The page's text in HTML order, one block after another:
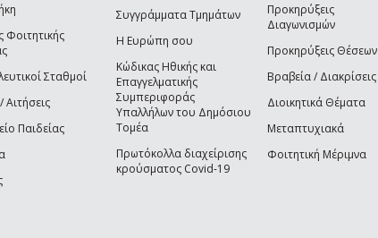
Φοιτητικής
Σταθμοί
Παιδείας
Συγγράμματα Τμημάτων
Η Ευρώπη σου
Κώδικας Ηθικής και
Επαγγελματικής
Συμπεριφοράς
Υπαλλήλων του Δημόσιου
Τομέα
Πρωτόκολλα διαχείρισης
κρούσματος Covid-19
Προκηρύξεις
Διαγωνισμών
Προκηρύξεις Θέσεων
Βραβεία / Διακρίσεις
Διοικητικά Θέματα
Μεταπτυχιακά
Φοιτητική Μέριμνα